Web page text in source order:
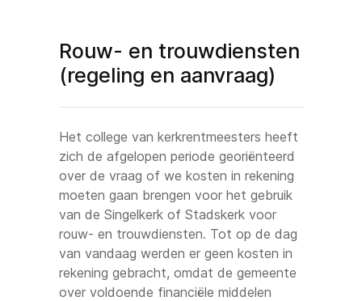
Rouw- en trouwdiensten
(regeling en aanvraag)
Het college van kerkrentmeesters heeft
zich de afgelopen periode georiënteerd
over de vraag of we kosten in rekening
moeten gaan brengen voor het gebruik
van de Singelkerk of Stadskerk voor
rouw- en trouwdiensten. Tot op de dag
van vandaag werden er geen kosten in
rekening gebracht, omdat de gemeente
over voldoende financiële middelen